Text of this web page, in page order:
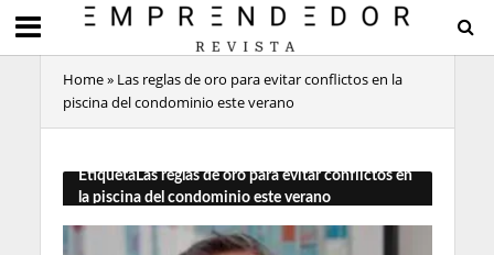
Home» Las reglas de oro para evitar conflictos en la
piscina del condominio este verano
EtiquetaLas reglas de oro para evitar conflictos en
la piscina del condominio este verano